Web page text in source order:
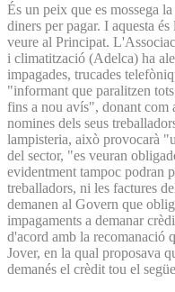
És un peix que es mossega
diners per pagar. I aquesta
veure al Principat.
i climatització (Adelca) ha
impagades, trucades
"informant que paralitzen
fins a nou avís", donant com
nomines dels seus
lampisteria, això provocarà
del sector, "es veuran
evidentment tampoc podran
treballadors, ni les factures
demanen al Govern que
impagaments a demanar
d'acord amb la recomanació
Jover, en la qual proposava
demanés el crèdit tou el